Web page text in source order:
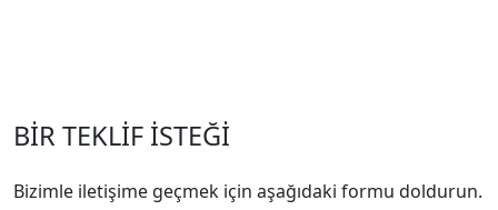
BİR TEKLİF İSTEĞİ
Bizimle iletişime geçmek için aşağıdaki formu doldurun.